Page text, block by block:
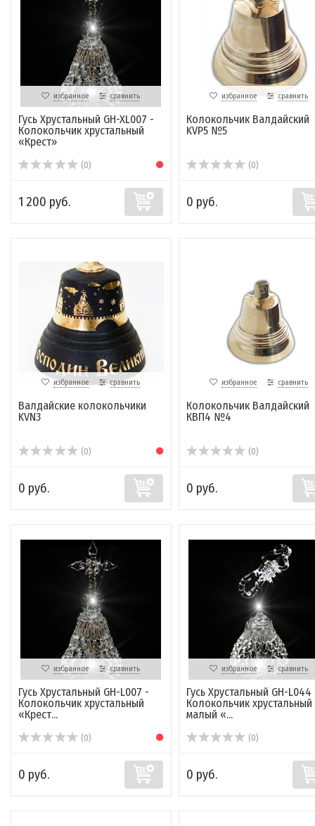
избранное сравнить
Гусь Хрустальный GH-XL007 -
Колокольчик хрустальный
«Крест»
(0)
1 200 руб.
избранное сравнить
Колокольчик Валдайский
KVP5 №5
(0)
0 руб.
избранное сравнить
Валдайские колокольчики
KVN3
(0)
0 руб.
избранное сравнить
Колокольчик Валдайский
КВП4 №4
(0)
0 руб.
избранное сравнить
Гусь Хрустальный GH-L007 -
Колокольчик хрустальный
«Крест...
(0)
0 руб.
избранное сравнить
Гусь Хрустальный GH-L044
Колокольчик хрустальный
малый «...
(0)
0 руб.